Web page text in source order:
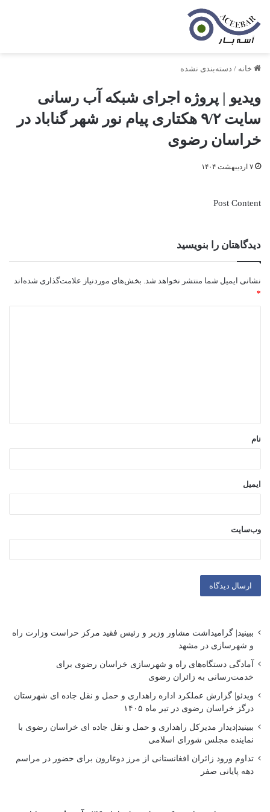
خانه / دسته‌بندی نشده
ویدیو | پروژه اجرای شبکه آب رسانی
سایت ۹/۲ هکتاری پیام نور شهر گناباد در
خراسان رضوی
۷ اردیبهشت ۱۴۰۴
Post Content
دیدگاهتان را بنویسید
نشانی ایمیل شما منتشر نخواهد شد. بخش‌های موردنیاز علامت‌گذاری شده‌اند
*
*
نام
ایمیل
وب‌سایت
ببینید| گرامیداشت مشاور وزیر و رئیس فقید مرکز حراست وزارت راه
و شهرسازی در مشهد
آمادگی دستگاه‌های راه و شهرسازی خراسان رضوی برای
خدمت‌رسانی به زائران رضوی
ویدئو| گزارش عملکرد اداره راهداری و حمل و نقل جاده ای شهرستان
درگز خراسان رضوی در تیر ماه ۱۴۰۵
ببینید|دیدار مدیرکل راهداری و حمل و نقل جاده ای خراسان رضوی با
نماینده مجلس شورای اسلامی
تداوم ورود زائران افغانستانی از مرز دوغارون برای حضور در مراسم
دهه پایانی صفر